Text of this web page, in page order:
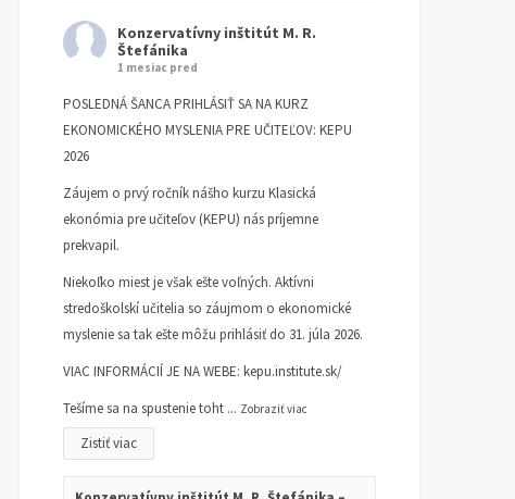
Konzervatívny inštitút M. R.
Štefánika
1 mesiac pred
POSLEDNÁ ŠANCA PRIHLÁSIŤ SA NA KURZ
EKONOMICKÉHO MYSLENIA PRE UČITEĽOV: KEPU
2026
Záujem o prvý ročník nášho kurzu Klasická
ekonómia pre učiteľov (KEPU) nás príjemne
prekvapil.
Niekoľko miest je však ešte voľných. Aktívni
stredoškolskí učitelia so záujmom o ekonomické
myslenie sa tak ešte môžu prihlásiť do 31. júla 2026.
VIAC INFORMÁCIÍ JE NA WEBE: kepu.institute.sk/
Tešíme sa na spustenie toht ... Zobraziť viac
Zistiť viac